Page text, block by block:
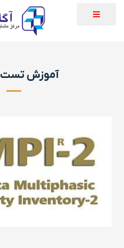
آموزش تست MMPI